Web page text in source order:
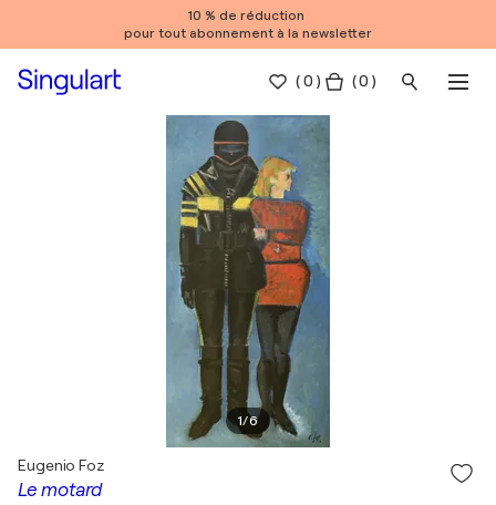
10 % de réduction
pour tout abonnement à la newsletter
(0 ) ( 0 )
1/6
Le motard
Eugenio Foz